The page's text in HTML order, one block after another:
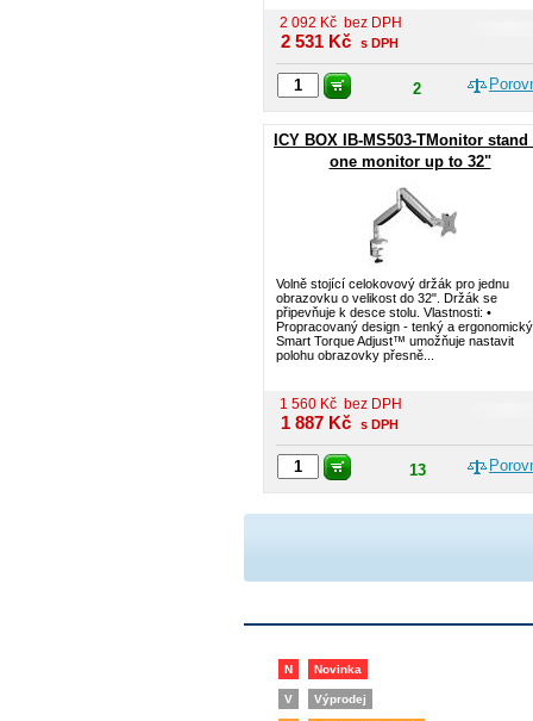
2 092 Kč bez DPH
2 531 Kč s DPH
2
ICY BOX IB-MS503-TMonitor
one monitor up to 32"
Volně stojící celokovový držák pro jednu
obrazovku o velikost do 32". Držák se
připevňuje k desce stolu. Vlastnosti: •
Propracovaný design - tenký a
Smart Torque Adjust™ umožňuje nastavit
polohu obrazovky přesně...
1 560 Kč bez DPH
1 887 Kč s DPH
13
N Novinka
V Výprodej